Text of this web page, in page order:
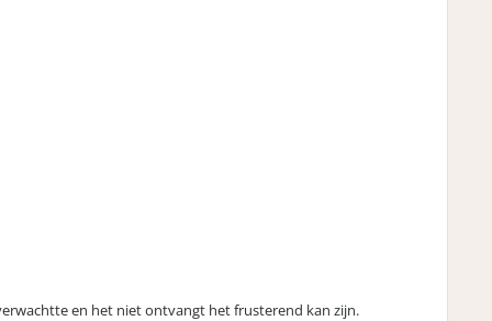
en het niet ontvangt het frusterend kan zijn.